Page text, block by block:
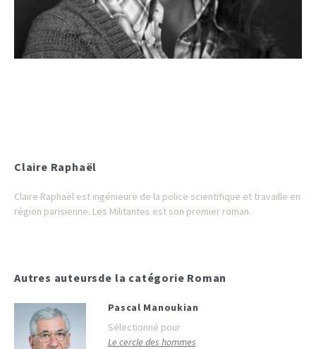
Claire Raphaël
Claire Raphaël est ingénieure de la police scientifique et travaille en
région parisienne. Les Militantes est son premier roman.
Autres auteursde la catégorie Roman
Pascal Manoukian
Sélectionné pour
Le cercle des hommes